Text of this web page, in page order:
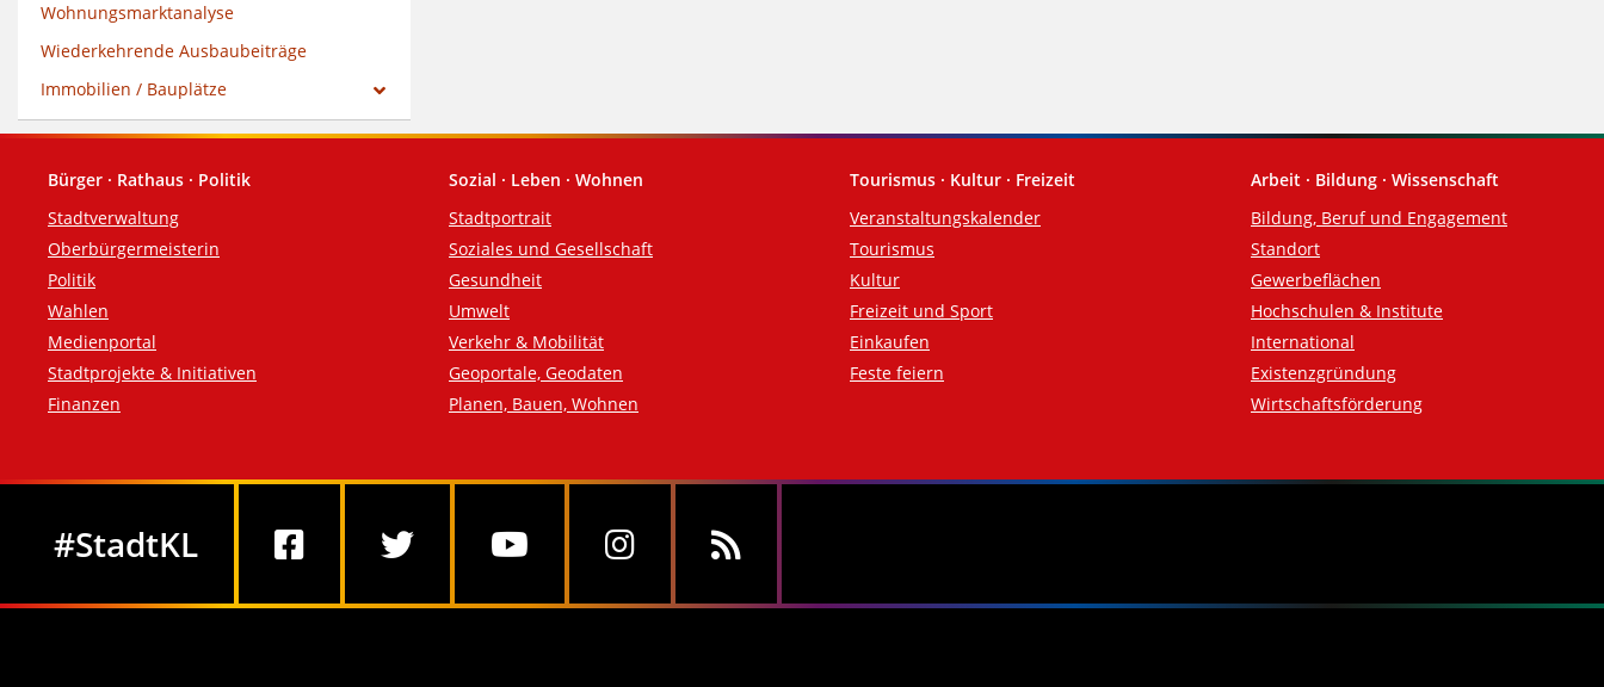
Wohnungsmarktanalyse
Wiederkehrende Ausbaubeiträge
Immobilien / Bauplätze
Fußzeile
Bürger · Rathaus · Politik
Stadtverwaltung
Oberbürgermeisterin
Politik
Wahlen
Medienportal
Stadtprojekte & Initiativen
Finanzen
Sozial · Leben · Wohnen
Stadtportrait
Soziales und Gesellschaft
Gesundheit
Umwelt
Verkehr & Mobilität
Geoportale, Geodaten
Planen, Bauen, Wohnen
Tourismus · Kultur · Freizeit
Veranstaltungskalender
Tourismus
Kultur
Freizeit und Sport
Einkaufen
Feste feiern
Arbeit · Bildung · Wissenschaft
Bildung, Beruf und Engagement
Standort
Gewerbeflächen
Hochschulen & Institute
International
Existenzgründung
Wirtschaftsförderung
#StadtKL